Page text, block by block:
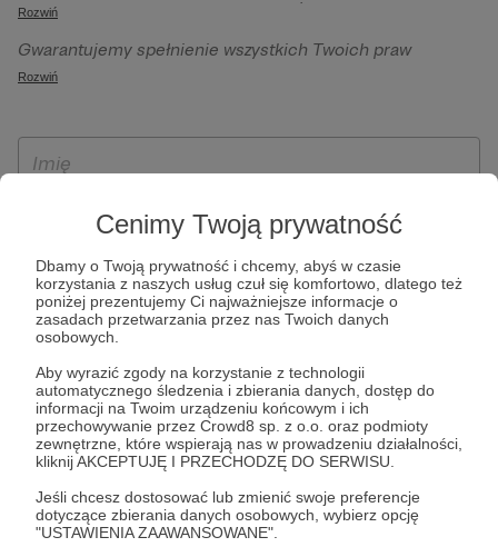
Cenimy Twoją prywatność
Dbamy o Twoją prywatność i chcemy, abyś w czasie
korzystania z naszych usług czuł się komfortowo, dlatego też
poniżej prezentujemy Ci najważniejsze informacje o
zasadach przetwarzania przez nas Twoich danych
osobowych.
Aby wyrazić zgody na korzystanie z technologii
automatycznego śledzenia i zbierania danych, dostęp do
informacji na Twoim urządzeniu końcowym i ich
przechowywanie przez Crowd8 sp. z o.o. oraz podmioty
zewnętrzne, które wspierają nas w prowadzeniu działalności,
kliknij AKCEPTUJĘ I PRZECHODZĘ DO SERWISU.
Jeśli chcesz dostosować lub zmienić swoje preferencje
dotyczące zbierania danych osobowych, wybierz opcję
"USTAWIENIA ZAAWANSOWANE".
sp. z o.o. z siedziba w Warszawie, ul. Żwirki i Wigury 16, 02-
092 Warszawa. Twoje dane osobowe będą przetwarzane w
szczególności w celu wykonania umowy zawartej z Tobą, w
Patronite.pl, w tym możliwości dokonywania oraz
otrzymywania wsparcia na naszej platformie oraz
Rozwiń
Gwarantujemy spełnienie wszystkich Twoich praw
wynikających z ogólnego rozporządzenia o ochronie
ich przenoszenia, niepodlegania zautomatyzowanemu
wyrażenia sprzeciwu wobec przetwarzania Twoich danych
osobowych. Rejestracja dla osób niepełnoletnich możliwa
jest po przekazaniu podpisanego formularza "Zgodna na
założenie konta przez osobę niepełnoletnią", formularz
dostępny jest na stronie regulaminu Patronite.pl.
Rozwiń
* Zapoznałem się i akceptujęRegulaminserwisu oraz
Prywatności.